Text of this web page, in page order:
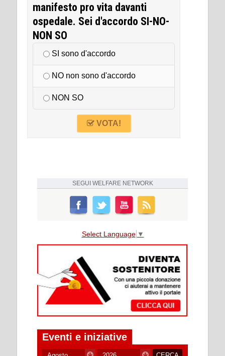
manifesto pro vita davanti
ospedale. Sei d'accordo SI-NO-
NON SO
SI sono d'accordo
NO non sono d'accordo
NON SO
VOTA!
SEGUI WELFARE NETWORK
Select Language ▼
Eventi e iniziative